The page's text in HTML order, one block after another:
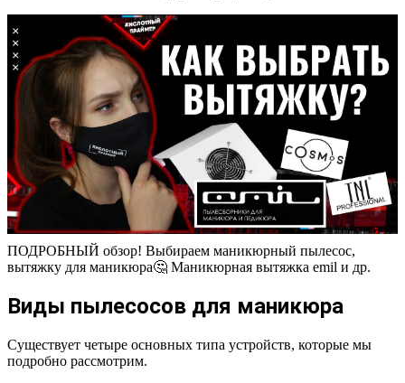
ПОДРОБНЫЙ обзор! Выбираем маникюрный пылесос,
вытяжку для маникюра🤔 Маникюрная вытяжка emil и др.
Виды пылесосов для маникюра
Существует четыре основных типа устройств, которые мы
подробно рассмотрим.